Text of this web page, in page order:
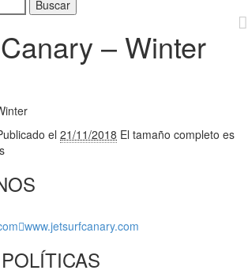
– Winter
el 21/11/2018 El tamaño completo es
www.jetsurfcanary.com